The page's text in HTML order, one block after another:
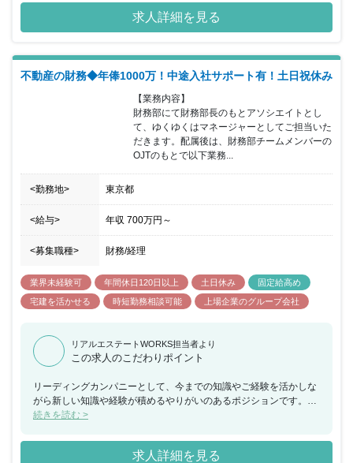
円も実現可能な案件です。 これまでのご経験を活かし、力強く業務
を推進できる方には思う存分実力を発揮出来るおススメの案件で
す。 社員の教育に力を入れている企業です。人材の育成こそ《企業
研修制度など多岐にわたり教育研修プログラムを準備しておりま
す。 社風としてはチームワークを重視し、メンバー同士でノウハウ
じ目標に向かって業務に取り組んでおり一体感は非常に強いです。
チームワークを重視しながらもスキルを高めていきたい方にはおス
求人詳細を見る
不動産の財務◆年俸1000万！中途入社サポート有！土日祝休み
【業務内容】
財務部にて財務部長のもとアソシエイトとし
て、ゆくゆくはマネージャーとしてご担当いた
だきます。配属後は、財務部チームメンバーの
OJTのもとで以下業務...
<勤務地> 東京都
<給与> 年収 700万円 ～
<募集職種> 財務/経理
業界未経験可 年間休日120日以上 土日休み
固定給高め
宅建を活かせる
時短勤務相談可能 上場企業のグループ会社
リアルエステートWORKS担当者より
この求人のこだわりポイント
リーディングカンパニーとして、今までの知識やご経験を活かしな
がら新しい知識や経験が積めるやりがいのあるポジションです。新
しい発想ややりたいと思う事がある方は歓迎される環境ですので、
続きを読む >
求人詳細を見る